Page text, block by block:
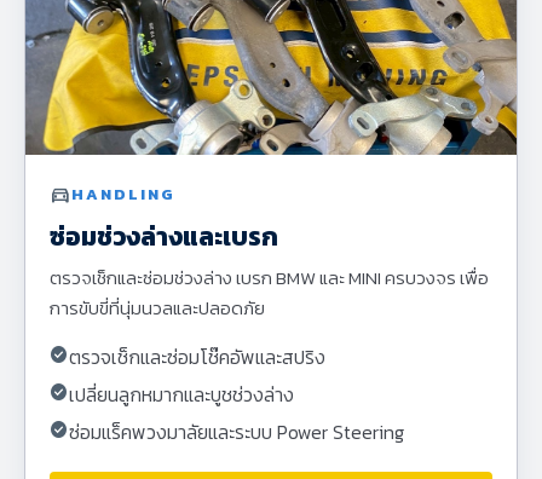
directions_carHANDLING
ซ่อมช่วงล่างและเบรก
ตรวจเช็กและซ่อมช่วงล่าง เบรก BMW และ MINI ครบวงจร เพื่อ
การขับขี่ที่นุ่มนวลและปลอดภัย
check_circleตรวจเช็กและซ่อมโช๊คอัพและสปริง
check_circleเปลี่ยนลูกหมากและบูชช่วงล่าง
check_circleซ่อมแร็คพวงมาลัยและระบบ Power Steering